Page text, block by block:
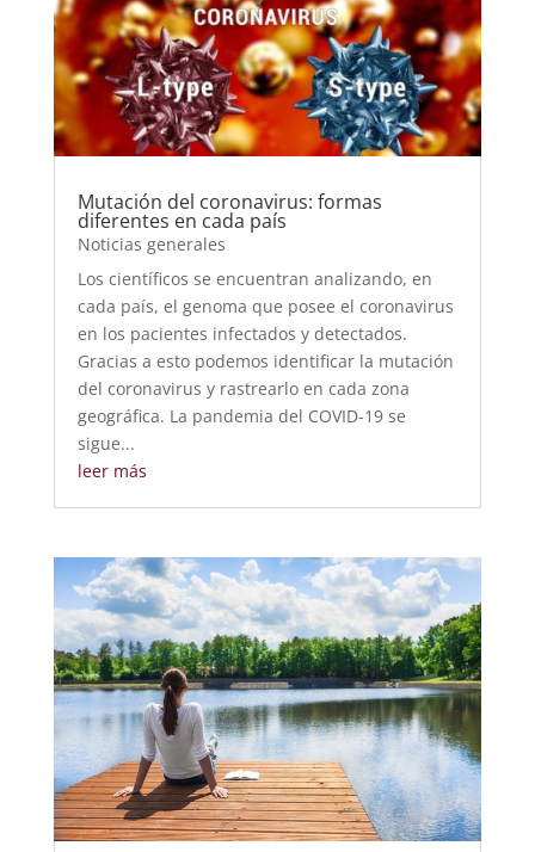
Mutación del coronavirus: formas
diferentes en cada país
Noticias generales
Los científicos se encuentran analizando, en
cada país, el genoma que posee el coronavirus
en los pacientes infectados y detectados.
Gracias a esto podemos identificar la mutación
del coronavirus y rastrearlo en cada zona
geográfica. La pandemia del COVID-19 se
sigue...
leer más